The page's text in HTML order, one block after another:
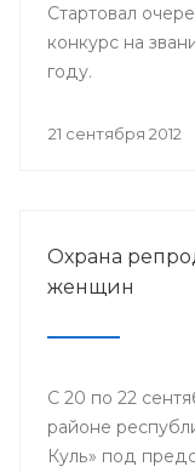
Стартовал
конкурс на
году.
21 сентября 2012
Охрана
женщин
С 20 по 22
районе
Куль» под